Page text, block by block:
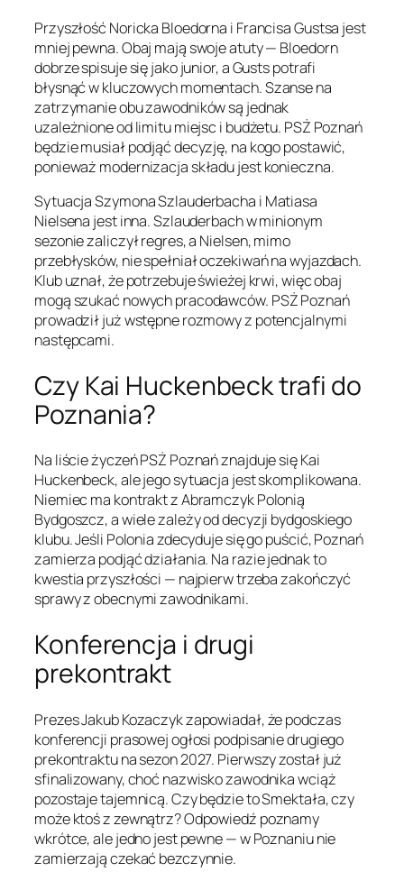
Przyszłość Noricka Bloedorna i Francisa Gustsa jest
mniej pewna. Obaj mają swoje atuty — Bloedorn
dobrze spisuje się jako junior, a Gusts potrafi
błysnąć w kluczowych momentach. Szanse na
zatrzymanie obu zawodników są jednak
uzależnione od limitu miejsc i budżetu. PSŻ Poznań
będzie musiał podjąć decyzję, na kogo postawić,
ponieważ modernizacja składu jest konieczna.
Sytuacja Szymona Szlauderbacha i Matiasa
Nielsena jest inna. Szlauderbach w minionym
sezonie zaliczył regres, a Nielsen, mimo
przebłysków, nie spełniał oczekiwań na wyjazdach.
Klub uznał, że potrzebuje świeżej krwi, więc obaj
mogą szukać nowych pracodawców. PSŻ Poznań
prowadził już wstępne rozmowy z potencjalnymi
następcami.
Czy Kai Huckenbeck trafi do
Poznania?
Na liście życzeń PSŻ Poznań znajduje się Kai
Huckenbeck, ale jego sytuacja jest skomplikowana.
Niemiec ma kontrakt z Abramczyk Polonią
Bydgoszcz, a wiele zależy od decyzji bydgoskiego
klubu. Jeśli Polonia zdecyduje się go puścić, Poznań
zamierza podjąć działania. Na razie jednak to
kwestia przyszłości — najpierw trzeba zakończyć
sprawy z obecnymi zawodnikami.
Konferencja i drugi
prekontrakt
Prezes Jakub Kozaczyk zapowiadał, że podczas
konferencji prasowej ogłosi podpisanie drugiego
prekontraktu na sezon 2027. Pierwszy został już
sfinalizowany, choć nazwisko zawodnika wciąż
pozostaje tajemnicą. Czy będzie to Smektała, czy
może ktoś z zewnątrz? Odpowiedź poznamy
wkrótce, ale jedno jest pewne — w Poznaniu nie
zamierzają czekać bezczynnie.